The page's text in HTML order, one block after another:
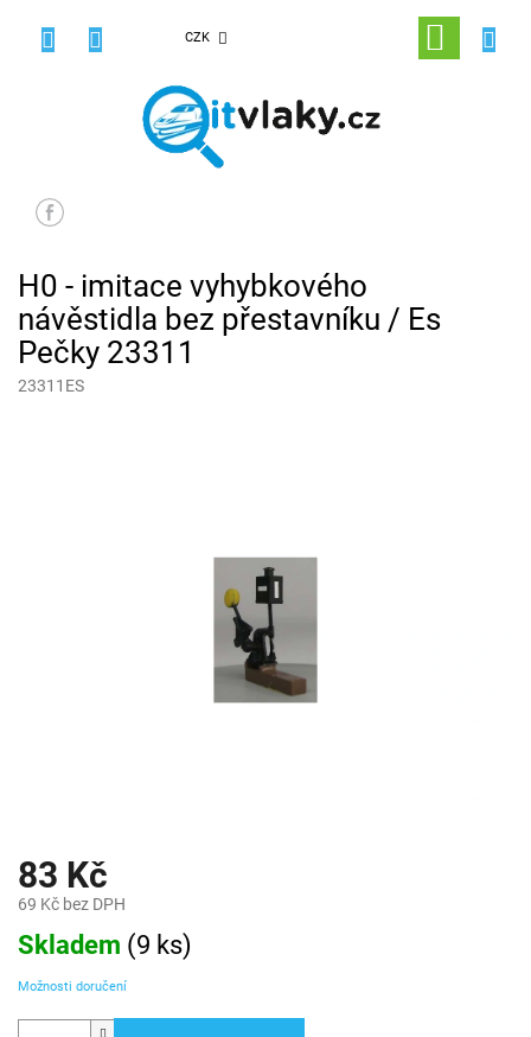
CZK
NÁKUPNÍ
KOŠÍK
H0 - imitace vyhybkového
návěstidla bez přestavníku / Es
Pečky 23311
23311ES
83 Kč
69 Kč bez DPH
Měrná
cena:
Skladem (9 ks)
Možnosti doručení